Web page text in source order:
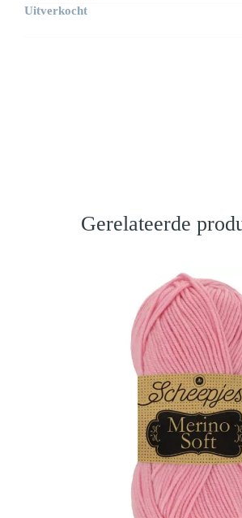
Uitverkocht
Gerelateerde